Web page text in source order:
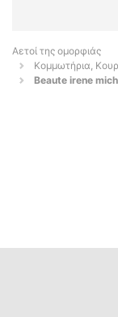
Αετοί της ομορφιάς
Κομμωτήρια,
Beaute irene